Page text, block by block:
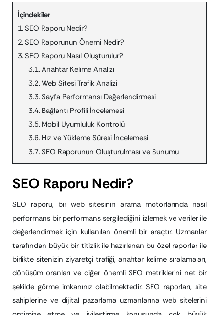
İçindekiler
SEO Raporu Nedir?
SEO Raporunun Önemi Nedir?
SEO Raporu Nasıl Oluşturulur?
Anahtar Kelime Analizi
Web Sitesi Trafik Analizi
Sayfa Performansı Değerlendirmesi
Bağlantı Profili İncelemesi
Mobil Uyumluluk Kontrolü
Hız ve Yükleme Süresi İncelemesi
SEO Raporunun Oluşturulması ve Sunumu
SEO Raporu Nedir?
SEO raporu, bir web sitesinin arama motorlarında nasıl
performans bir performans sergilediğini izlemek ve veriler ile
değerlendirmek için kullanılan önemli bir araçtır. Uzmanlar
tarafından büyük bir titizlik ile hazırlanan bu özel raporlar ile
birlikte sitenizin ziyaretçi trafiği, anahtar kelime sıralamaları,
dönüşüm oranları ve diğer önemli SEO metriklerini net bir
şekilde görme imkanınız olabilmektedir. SEO raporları, site
sahiplerine ve dijital pazarlama uzmanlarına web sitelerini